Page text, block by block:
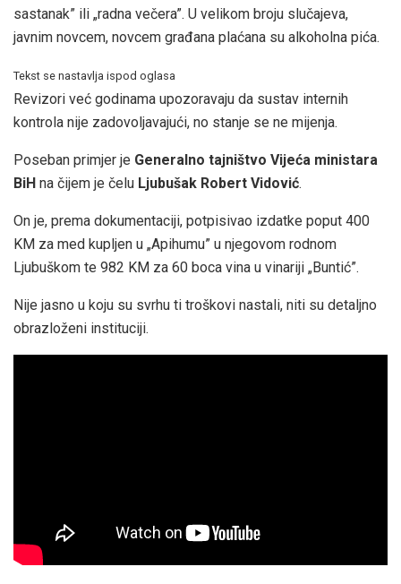
sastanak” ili „radna večera”. U velikom broju slučajeva,
javnim novcem, novcem građana plaćana su alkoholna pića.
Tekst se nastavlja ispod oglasa
Revizori već godinama upozoravaju da sustav internih
kontrola nije zadovoljavajući, no stanje se ne mijenja.
Poseban primjer je Generalno tajništvo Vijeća ministara
BiH na čijem je čelu Ljubušak Robert Vidović.
On je, prema dokumentaciji, potpisivao izdatke poput 400
KM za med kupljen u „Apihumu” u njegovom rodnom
Ljubuškom te 982 KM za 60 boca vina u vinariji „Buntić”.
Nije jasno u koju su svrhu ti troškovi nastali, niti su detaljno
obrazloženi instituciji.